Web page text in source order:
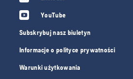
YouTube
Subskrybuj nasz biuletyn
Informacje o polityce prywatności
Warunki użytkowania